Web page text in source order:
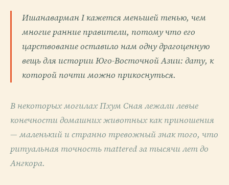
Ишанаварман I кажется меньшей тенью, чем
многие ранние правители, потому что его
царствование оставило нам одну драгоценную
вещь для истории Юго-Восточной Азии: дату, к
которой почти можно прикоснуться.
В некоторых могилах Пхум Сная лежали левые
конечности домашних животных как приношения
— маленький и странно тревожный знак того, что
ритуальная точность mattered за тысячи лет до
Ангкора.